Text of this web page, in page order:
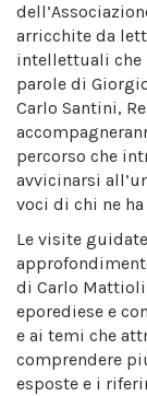
arricchite da
intellettuali che
parole di
Carlo Santini,
percorso che
avvicinarsi
voci di chi ne
Le visite
di Carlo
eporediese e
e ai temi che
comprendere
esposte e i